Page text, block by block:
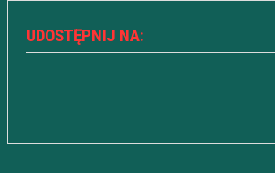
UDOSTĘPNIJ NA: